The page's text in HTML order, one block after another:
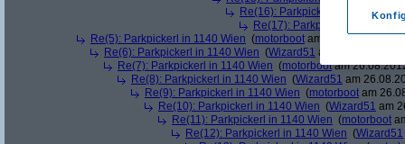
Re(16): Parkpickerl in 1140 Wien
Re(17): Parkpickerl in 1140
Re(5): Parkpickerl in 1140 Wien (motorboot am 26.08.2012,
Re(6): Parkpickerl in 1140 Wien (Wizard51 am 26.08.2012,
Re(7): Parkpickerl in 1140 Wien (motorbootam
Re(8): Parkpickerl in 1140 Wien (Wizard51 am
Re(9): Parkpickerl in 1140 Wien (motorboot am
Re(10): Parkpickerl in 1140 Wien (Wizard51 am
Re(11): Parkpickerl in 1140 Wien (motorboot
Re(12): Parkpickerl in 1140 Wien (Wizard51